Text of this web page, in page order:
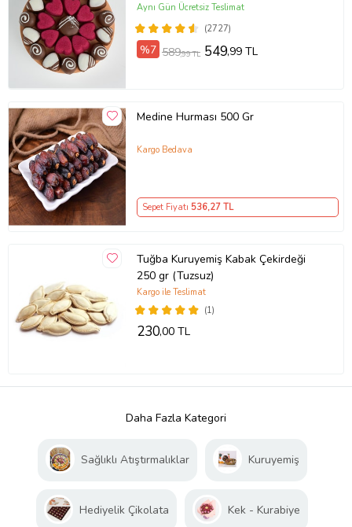
(2727)
Aynı Gün Ücretsiz Teslimat
%7 589,99 TL 549,99 TL
Medine Hurması 500 Gr
Kargo Bedava
Sepet Fiyatı 536,27 TL
Tuğba Kuruyemiş Kabak Çekirdeği
250 gr (Tuzsuz)
(1)
Kargo ile Teslimat
230,00 TL
Daha Fazla Kategori
Sağlıklı Atıştırmalıklar Kuruyemiş
Hediyelik Çikolata Kek - Kurabiye